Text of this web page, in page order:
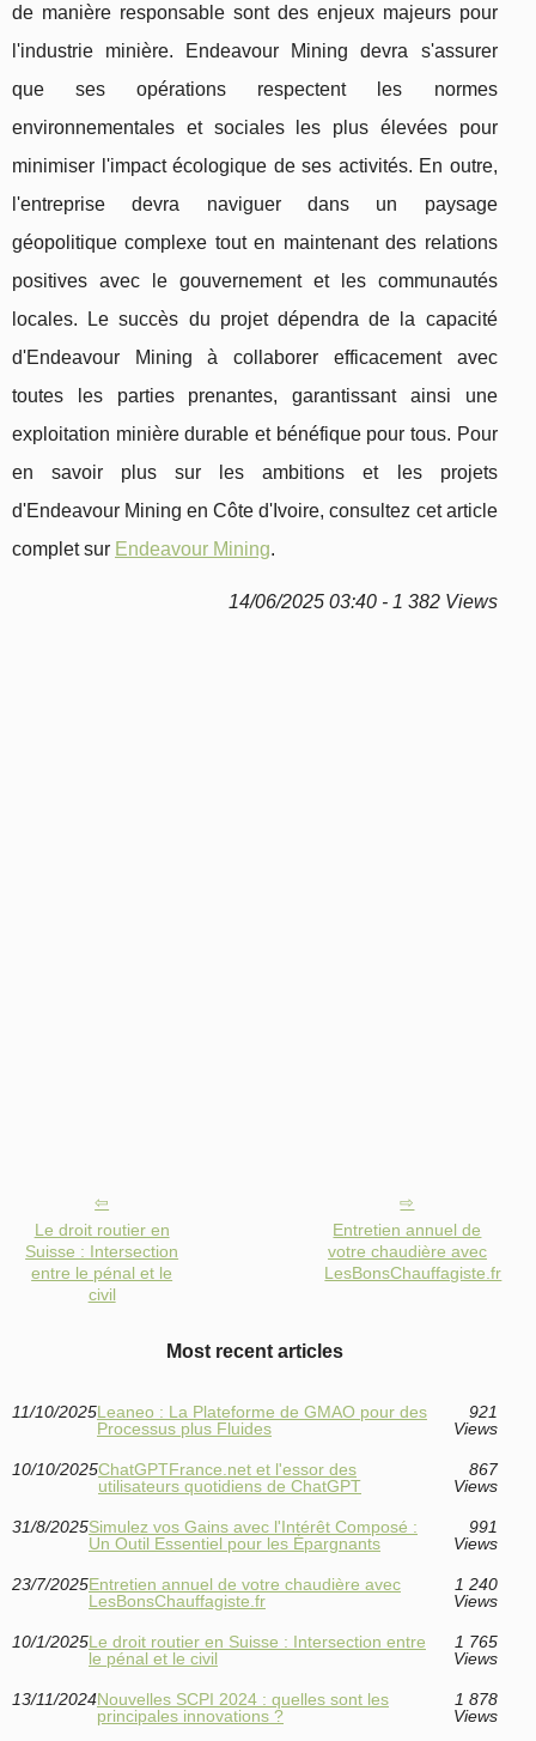
de manière responsable sont des enjeux majeurs pour
l'industrie minière. Endeavour Mining devra s'assurer
que ses opérations respectent les normes
environnementales et sociales les plus élevées pour
minimiser l'impact écologique de ses activités. En outre,
l'entreprise devra naviguer dans un paysage
géopolitique complexe tout en maintenant des relations
positives avec le gouvernement et les communautés
locales. Le succès du projet dépendra de la capacité
d'Endeavour Mining à collaborer efficacement avec
toutes les parties prenantes, garantissant ainsi une
exploitation minière durable et bénéfique pour tous. Pour
en savoir plus sur les ambitions et les projets
d'Endeavour Mining en Côte d'Ivoire, consultez cet article
complet sur Endeavour Mining.
14/06/2025 03:40 - 1 382 Views
Le droit routier en
Suisse : Intersection
entre le pénal et le
civil
Entretien annuel de
votre chaudière avec
LesBonsChauffagiste.fr
Most recent articles
11/10/2025Leaneo : La Plateforme de GMAO pour des
Processus plus Fluides
921
Views
10/10/2025ChatGPTFrance.net et l'essor des
utilisateurs quotidiens de ChatGPT
867
Views
31/8/2025Simulez vos Gains avec l'Intérêt Composé :
Un Outil Essentiel pour les Épargnants
991
Views
23/7/2025Entretien annuel de votre chaudière avec
LesBonsChauffagiste.fr
1 240
Views
10/1/2025Le droit routier en Suisse : Intersection entre
le pénal et le civil
1 765
Views
13/11/2024Nouvelles SCPI 2024 : quelles sont les
principales innovations ?
1 878
Views